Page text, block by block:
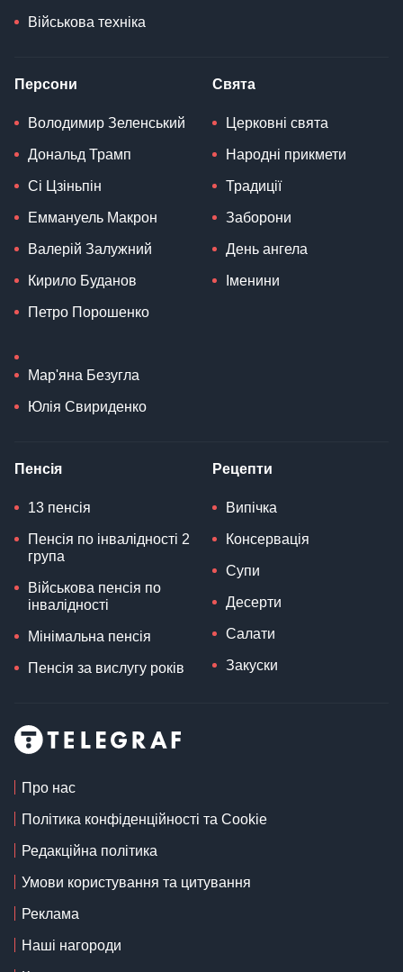
Військова техніка
Персони
Володимир Зеленський
Дональд Трамп
Сі Цзіньпін
Еммануель Макрон
Валерій Залужний
Кирило Буданов
Петро Порошенко
Мар'яна Безугла
Юлія Свириденко
Свята
Церковні свята
Народні прикмети
Традиції
Заборони
День ангела
Іменини
Пенсія
13 пенсія
Пенсія по інвалідності 2
група
Військова пенсія по
інвалідності
Мінімальна пенсія
Пенсія за вислугу років
Рецепти
Випічка
Консервація
Супи
Десерти
Салати
Закуски
Про нас
Політика конфіденційності та Cookie
Редакційна політика
Умови користування та цитування
Реклама
Наші нагороди